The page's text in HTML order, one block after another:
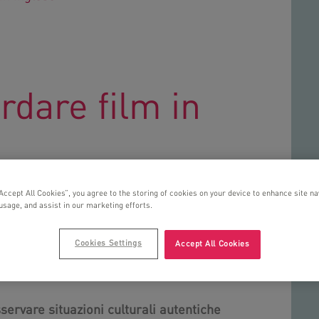
film in
è un modo ideale perentrare in
, soprattutto per i più piccoli.
adorano vedere i cartoni. Guardare
per loro uno stimolo che ci consente
preferiti in un momento di
situazioni culturali autentiche
All Cookies”, you agree to the storing of cookies on your device to enhance site
and assist in our marketing efforts.
Accept All Cookies
Cookies Settings